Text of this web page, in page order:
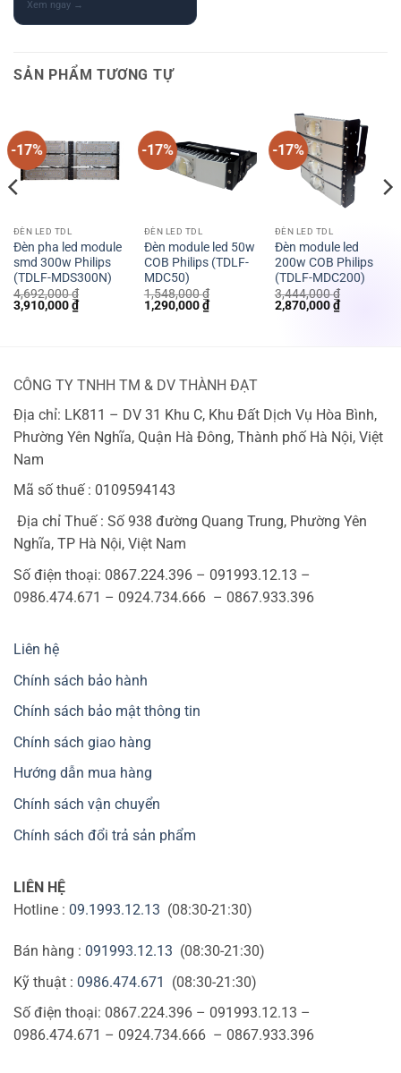
SẢN PHẨM TƯƠNG TỰ
-17%
ĐÈN LED TDL
Đèn pha led module
smd 300w Philips
(TDLF-MDS300N)
4,692,000₫
Giá
gốc
3,910,000₫Giá
hiện
-17%
ĐÈN LED TDL
Đèn module led 50w
COB Philips (TDLF-
MDC50)
1,548,000₫
Giá
gốc
1,290,000₫Giá
hiện
-17%
ĐÈN LED TDL
Đèn module led
200w COB Philips
(TDLF-MDC200)
3,444,000₫
Giá
gốc
2,870,000₫Giá
hiện
CÔNG TY TNHH TM & DV THÀNH ĐẠT
Địa chỉ: LK811 – DV 31 Khu C, Khu Đất Dịch Vụ Hòa Bình,
Phường Yên Nghĩa, Quận Hà Đông, Thành phố Hà Nội, Việt
Nam
Mã số thuế : 0109594143
Địa chỉ Thuế : Số 938 đường Quang Trung, Phường Yên
Nghĩa, TP Hà Nội, Việt Nam
Số điện thoại: 0867.224.396 – 091993.12.13 –
0986.474.671 – 0924.734.666 – 0867.933.396
Liên hệ
Chính sách bảo hành
Chính sách bảo mật thông tin
Chính sách giao hàng
Hướng dẫn mua hàng
Chính sách vận chuyển
Chính sách đổi trả sản phẩm
LIÊN HỆ
Hotline : 09.1993.12.13 (08:30-21:30)
Bán hàng : 091993.12.13 (08:30-21:30)
Kỹ thuật : 0986.474.671
(08:30-21:30)
Số điện thoại: 0867.224.396 – 091993.12.13 –
0986.474.671 – 0924.734.666 – 0867.933.396